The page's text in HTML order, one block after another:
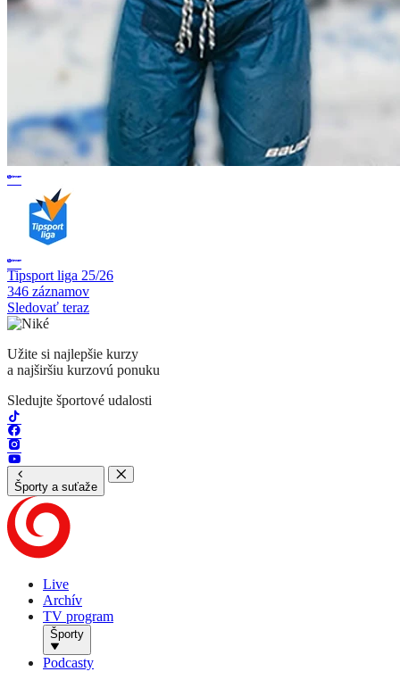
Tipsport liga 25/26
346 záznamov
Sledovať teraz
Užite si najlepšie kurzy
a najširšiu kurzovú ponuku
Sledujte športové udalosti
Športy a suťaže
Live
Archív
TV program
Športy
Podcasty